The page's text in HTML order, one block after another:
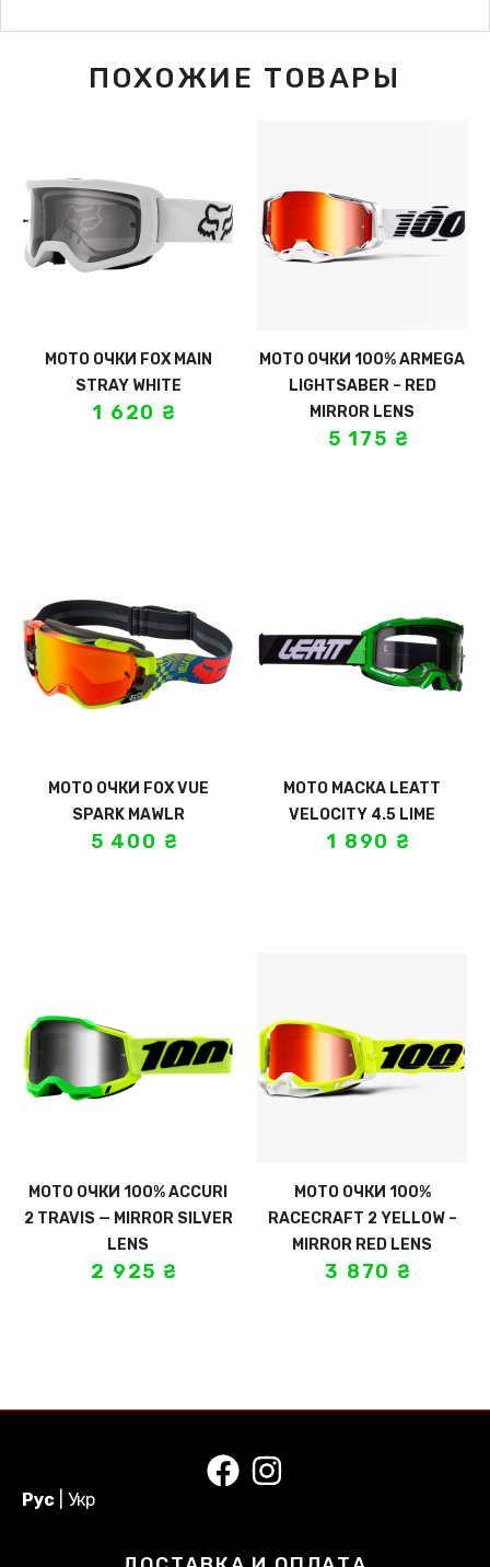
ПОХОЖИЕ ТОВАРЫ
МОТО ОЧКИ FOX MAIN
STRAY WHITE
1 620 ₴
МОТО ОЧКИ 100% ARMEGA
LIGHTSABER – RED
MIRROR LENS
5 175 ₴
МОТО ОЧКИ FOX VUE
SPARK MAWLR
5 400 ₴
МОТО МАСКА LEATT
VELOCITY 4.5 LIME
1 890 ₴
МОТО ОЧКИ 100% ACCURI
2 TRAVIS — MIRROR SILVER
LENS
2 925 ₴
МОТО ОЧКИ 100%
RACECRAFT 2 YELLOW –
MIRROR RED LENS
3 870 ₴
Рус Укр